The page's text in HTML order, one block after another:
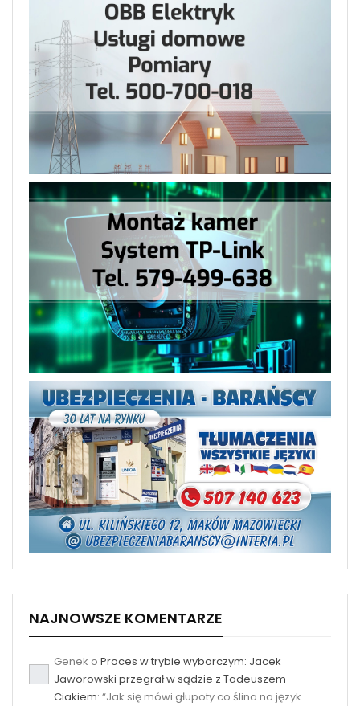
NAJNOWSZE KOMENTARZE
Genek o Proces w trybie wyborczym: Jacek
Jaworowski przegrał w sądzie z Tadeuszem
Ciakiem: “Jak się mówi głupoty co ślina na język